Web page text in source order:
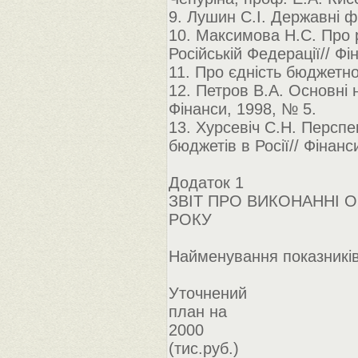
9. Лушин С.І. Державні
10. Максимова Н.С. Про
Російській Федерації//
11. Про єдність
12. Петров В.А. Основні
Фінанси, 1998, № 5.
13. Хурсевіч С.Н.
бюджетів в Росії//
Додаток 1
ЗВІТ ПРО ВИКОНАННІ
РОКУ
Найменування
Уточнений
план на
2000
(тис.руб.)